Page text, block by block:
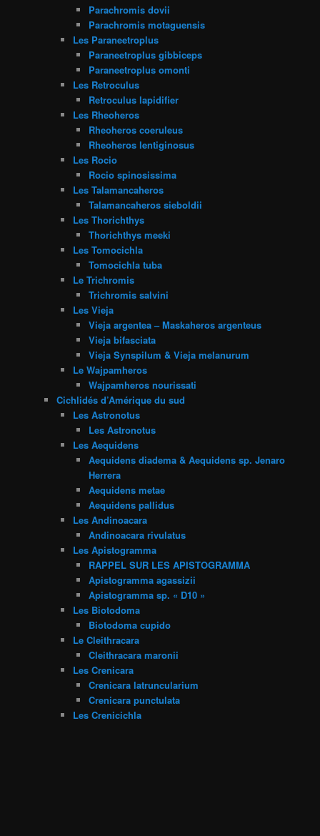
Parachromis dovii
Parachromis motaguensis
Les Paraneetroplus
Paraneetroplus gibbiceps
Paraneetroplus omonti
Les Retroculus
Retroculus lapidifier
Les Rheoheros
Rheoheros coeruleus
Rheoheros lentiginosus
Les Rocio
Rocio spinosissima
Les Talamancaheros
Talamancaheros sieboldii
Les Thorichthys
Thorichthys meeki
Les Tomocichla
Tomocichla tuba
Le Trichromis
Trichromis salvini
Les Vieja
Vieja argentea – Maskaheros argenteus
Vieja bifasciata
Vieja Synspilum & Vieja melanurum
Le Wajpamheros
Wajpamheros nourissati
Cichlidés d’Amérique du sud
Les Astronotus
Les Astronotus
Les Aequidens
Aequidens diadema & Aequidens sp. Jenaro
Herrera
Aequidens metae
Aequidens pallidus
Les Andinoacara
Andinoacara rivulatus
Les Apistogramma
RAPPEL SUR LES APISTOGRAMMA
Apistogramma agassizii
Apistogramma sp. « D10 »
Les Biotodoma
Biotodoma cupido
Le Cleithracara
Cleithracara maronii
Les Crenicara
Crenicara latruncularium
Crenicara punctulata
Les Crenicichla